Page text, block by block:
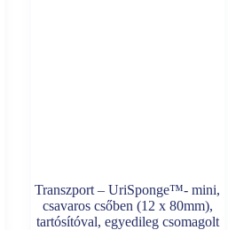
Transzport – UriSponge™- mini,
csavaros csőben (12 x 80mm),
tartósítóval, egyedileg csomagolt